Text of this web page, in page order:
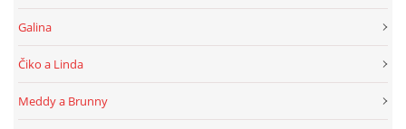
Galina
Čiko a Linda
Meddy a Brunny